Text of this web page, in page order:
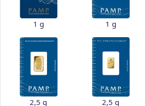
1 g 1 g
2,5 g 2,5 g